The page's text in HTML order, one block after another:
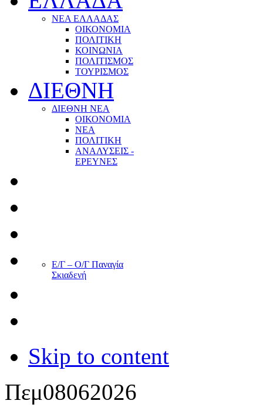
ΝΕΑ ΕΛΛΑΔΑΣ
ΟΙΚΟΝΟΜΙΑ
ΠΟΛΙΤΙΚΗ
ΚΟΙΝΩΝΙΑ
ΠΟΛΙΤΙΣΜΟΣ
ΤΟΥΡΙΣΜΟΣ
ΔΙΕΘΝΗ
ΔΙΕΘΝΗ ΝΕΑ
ΟΙΚΟΝΟΜΙΑ
ΝΕΑ
ΠΟΛΙΤΙΚΗ
ΑΝΑΛΥΣΕΙΣ -
ΕΡΕΥΝΕΣ
Ε/Γ – Ο/Γ Παναγία
Σκιαδενή
Skip to content
Πεμ08062026